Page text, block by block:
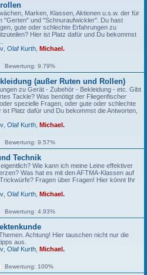
Marken, Klassen, Aktionen u.s.w. der für
"Gerten" und "Schnuraufwickler". Du hast
gute oder schlechte Erfahrungen zu
Hier ist Platz dafür und Du bekommst
Olaf Kurth
Michael.
Bewertung: 9.79%
(außer Ruten und Rollen)
zu Gerät - Zubehör - Bekleidung - etc. Gibt
Tackle? Was benötigt der Fliegenfischer
spezielle Fragen, oder gute oder schlechte
ist Platz dafür und Du bekommst die Antworten,
Olaf Kurth
Michael.
Bewertung: 9.57%
Technik
Wie kann ich meine Leine effektiver
Was hat es mit den AFTMA-Klassen auf
Fragen über Fragen! Hier könnt Ihr
Olaf Kurth
Michael.
Bewertung: 4.93%
Achtung! Hier tauschen nicht nur die
aus.
Olaf Kurth
Michael.
Bewertung: 100%